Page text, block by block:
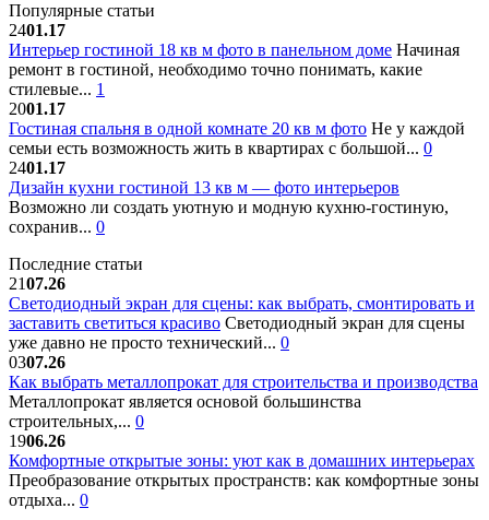
Популярные статьи
2401.17
Интерьер гостиной 18 кв м фото в панельном доме Начиная
ремонт в гостиной, необходимо точно понимать, какие
стилевые... 1
2001.17
Гостиная спальня в одной комнате 20 кв м фото Не у каждой
семьи есть возможность жить в квартирах с большой... 0
2401.17
Дизайн кухни гостиной 13 кв м — фото интерьеров
Возможно ли создать уютную и модную кухню-гостиную,
сохранив... 0
Последние статьи
2107.26
Светодиодный экран для сцены: как выбрать, смонтировать и
заставить светиться красиво Светодиодный экран для сцены
уже давно не просто технический... 0
0307.26
Как выбрать металлопрокат для строительства и производства
Металлопрокат является основой большинства
строительных,... 0
1906.26
Комфортные открытые зоны: уют как в домашних интерьерах
Преобразование открытых пространств: как комфортные зоны
отдыха... 0